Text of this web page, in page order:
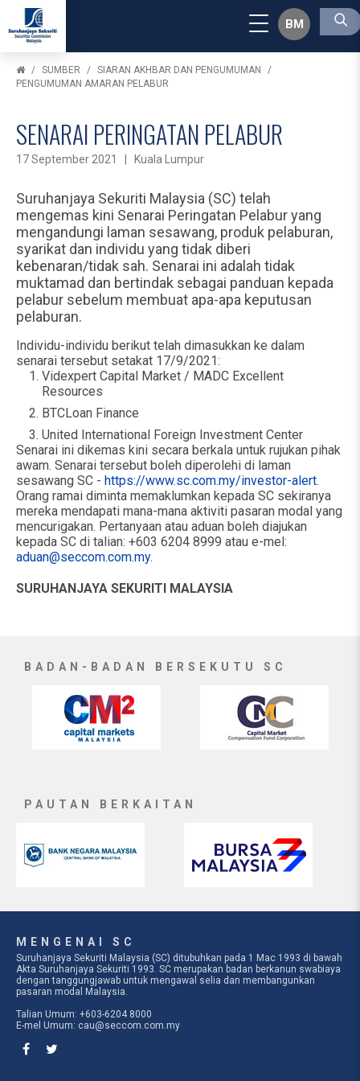
BM
SUMBER
SIARAN AKHBAR DAN PENGUMUMAN
PENGUMUMAN AMARAN PELABUR
SENARAI PERINGATAN PELABUR
17 September 2021 | Kuala Lumpur
Suruhanjaya Sekuriti Malaysia (SC) telah
mengemas kini Senarai Peringatan Pelabur yang
mengandungi laman sesawang, produk pelaburan,
syarikat dan individu yang tidak diberi
kebenaran/tidak sah. Senarai ini adalah tidak
muktamad dan bertindak sebagai panduan kepada
pelabur sebelum membuat apa-apa keputusan
pelaburan.
Individu-individu berikut telah dimasukkan ke dalam
senarai tersebut setakat 17/9/2021:
Videxpert Capital Market / MADC Excellent
Resources
BTCLoan Finance
United International Foreign Investment Center
Senarai ini dikemas kini secara berkala untuk rujukan pihak
awam. Senarai tersebut boleh diperolehi di laman
sesawang SC - https://www.sc.com.my/investor-alert.
Orang ramai diminta memaklumkan kepada SC sekiranya
mereka mendapati mana-mana aktiviti pasaran modal yang
mencurigakan. Pertanyaan atau aduan boleh diajukan
kepada SC di talian: +603 6204 8999 atau e-mel:
aduan@seccom.com.my.
SURUHANJAYA SEKURITI MALAYSIA
BADAN-BADAN BERSEKUTU SC
PAUTAN BERKAITAN
MENGENAI SC
Suruhanjaya Sekuriti Malaysia (SC) ditubuhkan pada 1 Mac 1993 di bawah
Akta Suruhanjaya Sekuriti 1993. SC merupakan badan berkanun swabiaya
dengan tanggungjawab untuk mengawal selia dan membangunkan
pasaran modal Malaysia.
Talian Umum: +603-6204 8000
E-mel Umum: cau@seccom.com.my